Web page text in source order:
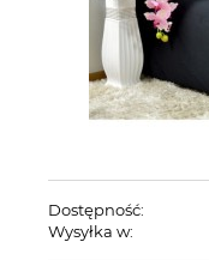
Dostępność:
Wysyłka w: